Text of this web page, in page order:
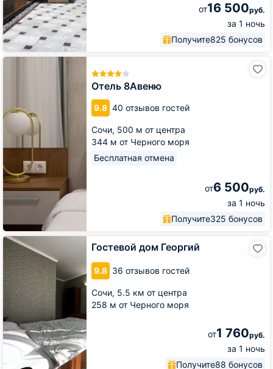
от16 500руб.
за 1 ночь
Получите825 бонусов
Отель 8Авеню
9.8 40 отзывов гостей
Сочи, 500 м от центра
344 м от Черного моря
Бесплатная отмена
от6 500руб.
за 1 ночь
Получите325 бонусов
Отель
Гостевой дом Георгий
9.8 36 отзывов гостей
Сочи, 5.5 км от центра
258 м от Черного моря
от1 760руб.
за 1 ночь
Получите88 бонусов
Гостевой
дом
Георгий